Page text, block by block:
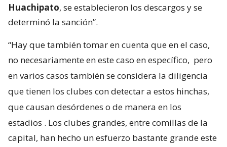
Huachipato, se establecieron los descargos y se
determinó la sanción”.
“Hay que también tomar en cuenta que en el caso,
no necesariamente en este caso en específico, pero
en varios casos también se considera la diligencia
que tienen los clubes con detectar a estos hinchas,
que causan desórdenes o de manera en los
estadios . Los clubes grandes, entre comillas de la
capital, han hecho un esfuerzo bastante grande este